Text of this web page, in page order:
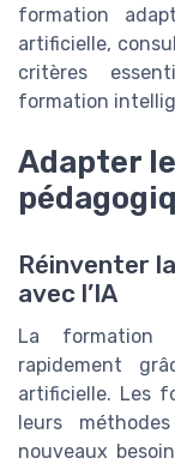
formation
artificielle,
critères
formation
Adapter
Réinventer
avec l’IA
La formation
rapidement
artificielle. Les
leurs
nouveaux